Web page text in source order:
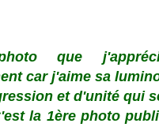
que
car j'aime sa
et d'unité qui
la 1ère photo